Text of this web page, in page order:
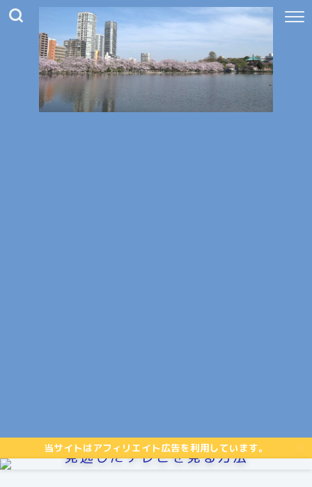
当サイトはアフィリエイト広告を利用しています。
見逃したテレビを見る方法